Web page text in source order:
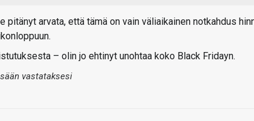
pitänyt arvata, että tämä on vain väliaikainen notkahdus
– olin jo ehtinyt unohtaa koko Black Fridayn.
vastataksesi